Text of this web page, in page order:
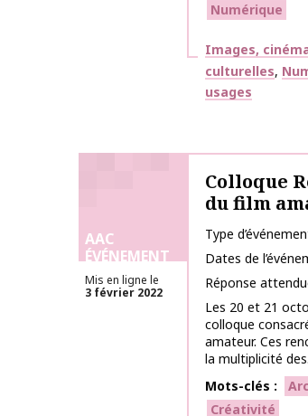
Numérique
Thématiques
Images,
culturelles
usages
AAC
ÉVÉNEMENT
Mis en ligne le
3 février 2022
Colloque
du film
Type
Dates de
Réponse
Les 20 et 21
colloque
amateur. Ces
la multiplicité
Mots-clés
Créativité